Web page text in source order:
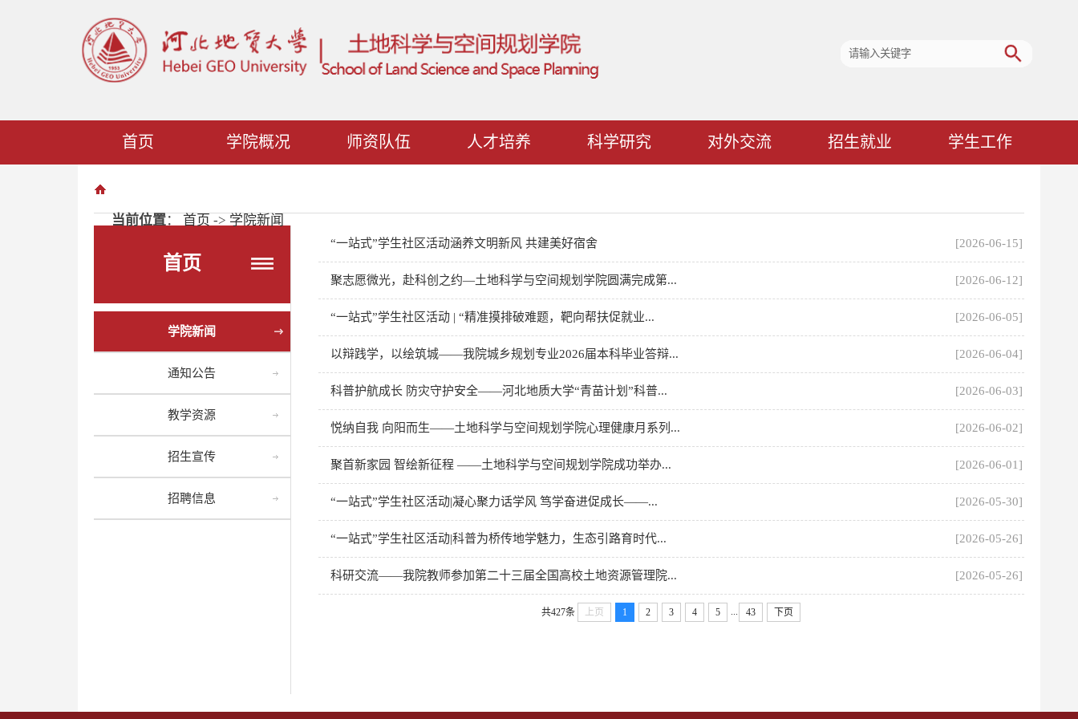
首页 学院概况 师资队伍 人才培养 科学研究 对外交流 招生就业 学生工作
党团工会
当前位置： 首页 -> 学院新闻
首页
学院新闻
通知公告
教学资源
招生宣传
招聘信息
[2026-06-15]
“一站式”学生社区活动涵养文明新风 共建美好宿舍
[2026-06-12]
聚志愿微光，赴科创之约—土地科学与空间规划学院圆满完成第...
[2026-06-05]
“一站式”学生社区活动 | “精准摸排破难题，靶向帮扶促就业...
[2026-06-04]
以辩践学，以绘筑城——我院城乡规划专业2026届本科毕业答辩...
[2026-06-03]
科普护航成长 防灾守护安全——河北地质大学“青苗计划”科普...
[2026-06-02]
悦纳自我 向阳而生——土地科学与空间规划学院心理健康月系列...
[2026-06-01]
聚首新家园 智绘新征程 ——土地科学与空间规划学院成功举办...
[2026-05-30]
“一站式”学生社区活动|凝心聚力话学风 笃学奋进促成长——...
[2026-05-26]
“一站式”学生社区活动|科普为桥传地学魅力，生态引路育时代...
[2026-05-26]
科研交流——我院教师参加第二十三届全国高校土地资源管理院...
共427条 上页 1 2 3 4 5 43 下页